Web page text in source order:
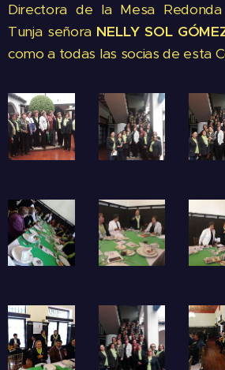
Directora de la Mesa Redonda
Tunja señora NELLY SOL
como a todas las socias de esta